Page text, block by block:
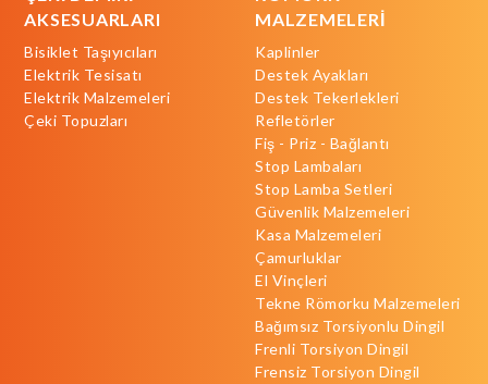
AKSESUARLARI
Bisiklet Taşıyıcıları
Elektrik Tesisatı
Elektrik Malzemeleri
Çeki Topuzları
MALZEMELERİ
Kaplinler
Destek Ayakları
Destek Tekerlekleri
Refletörler
Fiş - Priz - Bağlantı
Stop Lambaları
Stop Lamba Setleri
Güvenlik Malzemeleri
Kasa Malzemeleri
Çamurluklar
El Vinçleri
Tekne Römorku Malzemeleri
Bağımsız Torsiyonlu Dingil
Frenli Torsiyon Dingil
Frensiz Torsiyon Dingil